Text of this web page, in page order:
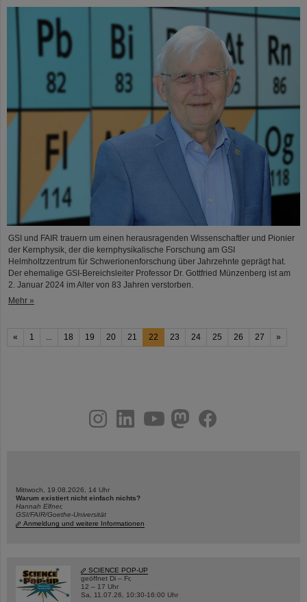
GSI und FAIR trauern um einen herausragenden Wissenschaftler und Pionier
der Kernphysik, der die kernphysikalische Forschung am GSI
Helmholtzzentrum für Schwerionenforschung über Jahrzehnte geprägt hat.
Der ehemalige GSI-Bereichsleiter Professor Dr. Gottfried Münzenberg ist am
2. Januar 2024 im Alter von 83 Jahren verstorben.
Mehr »
« 1 ... 18 19 20 21 22 23 24 25 26 27 »
youtubehelmholtz.socialfacebook
Mittwoch, 19.08.2026, 14 Uhr
Warum existiert nicht einfach nichts?
Hannah Elfner,
GSI/FAIR/Goethe-Universität
Anmeldung und weitere Informationen
SCIENCE POP-UP
geöffnet Di – Fr,
12 – 17 Uhr
Sa, 11.07.26, 10:30-16:00 Uhr